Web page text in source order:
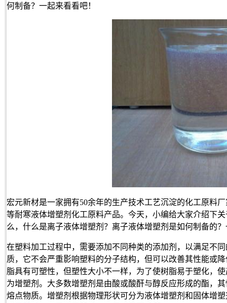
何制备？一起来看看吧！
宏元新材是一家拥有50余年的生产技术工艺沉淀的化工原料
等耐寒液体增塑剂化工原料产品。今天，小编给大家介绍下
么，什么是离子液体增塑剂？离子液体增塑剂是如何制备的
在塑料加工过程中，需要添加不同种类的添加剂，以满足不
质，它不会严重影响塑料的分子结构，但可以改善其性能或
脂具有可塑性，但塑性大小不一样，为了使树脂易于塑化，
为增塑剂。大多数增塑剂是由酸或酸酐与醇反应形成的酯，
熔点物质。增塑剂根据物理形状可分为液体增塑剂和固体增